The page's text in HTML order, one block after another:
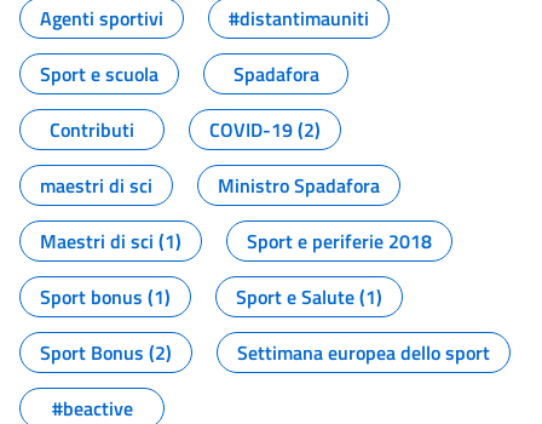
Agenti sportivi
#distantimauniti
Sport e scuola
Spadafora
Contributi
COVID-19 (2)
maestri di sci
Ministro Spadafora
Maestri di sci (1)
Sport e periferie 2018
Sport bonus (1)
Sport e Salute (1)
Sport Bonus (2)
Settimana europea dello sport
#beactive